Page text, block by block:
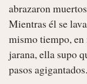
abrazaron
Mientras él se
mismo tiempo, en
jarana, ella supo
pasos agigantados.